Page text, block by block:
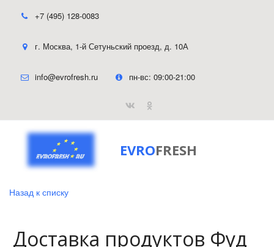
+7 (495) 128-0083
г. Москва, 1-й Сетуньский проезд, д. 10А
info@evrofresh.ru пн-вс: 09:00-21:00
EVROFRESH
Назад к списку
Доставка продуктов Фуд